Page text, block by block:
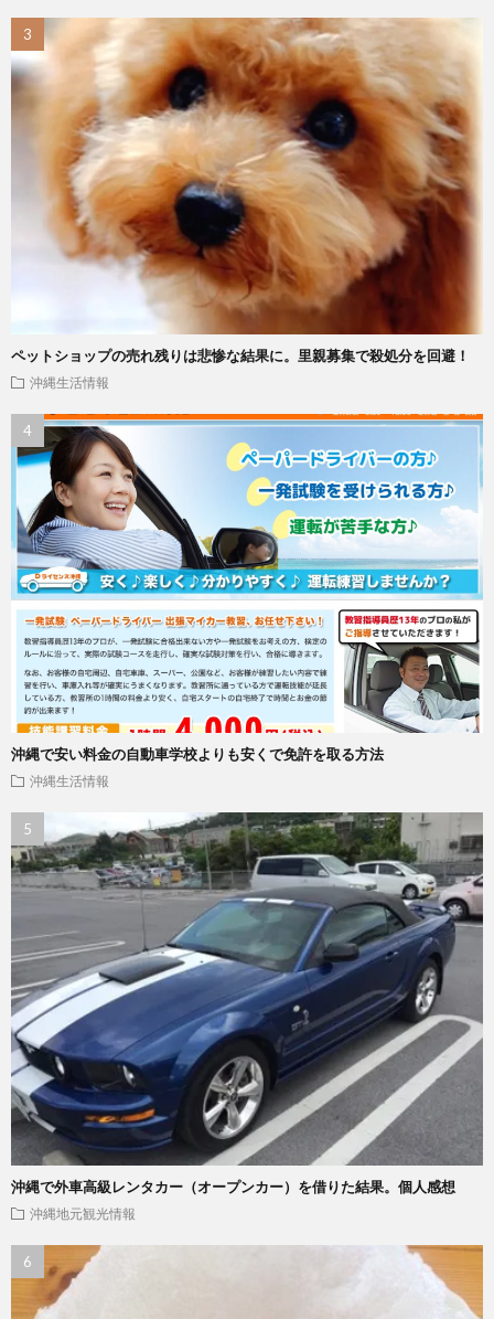
ペットショップの売れ残りは悲惨な結果に。里親募集で殺処分を回避！
沖縄生活情報
沖縄で安い料金の自動車学校よりも安くで免許を取る方法
沖縄生活情報
沖縄で外車高級レンタカー（オープンカー）を借りた結果。個人感想
沖縄地元観光情報